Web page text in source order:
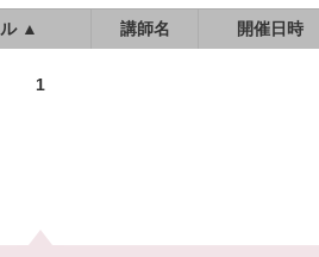
▲ 講師名 開催日時
1